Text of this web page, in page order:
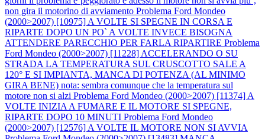
non gira il motorino di avviamento Problema Ford Mondeo
(2000>2007) [10975] A VOLTE SI SPEGNE IN CORSA E
RIPARTE DOPO UN PO` A VOLTE INVECE BISOGNA
ATTENDERE PARECCHIO PER FARLA RIPARTIRE Problema
Ford Mondeo (2000>2007) [11228] ACCELERANDO O SU
STRADA LA TEMPERATURA SUL CRUSCOTTO SALE A
120° E SI IMPIANTA, MANCA DI POTENZA (AL MINIMO
GIRA BENE) nota: sembra comunque che la temperatura sul
motore non si alzi Problema Ford Mondeo (2000>2007) [11374] A
VOLTE INIZIA A FUMARE E IL MOTORE SI SPEGNE,
RIPARTE DOPO 10 MINUTI Problema Ford Mondeo
(2000>2007) [12576] A VOLTE IL MOTORE NON SI AVVIA